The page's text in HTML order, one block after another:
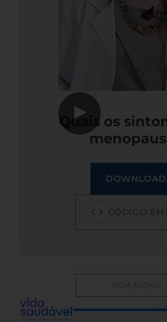
▶
Quais os
DOWNLOAD
VEJA TODOS